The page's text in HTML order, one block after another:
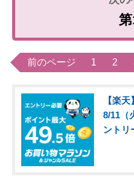
前のページ 1 2
【楽
8/11（
ントリ